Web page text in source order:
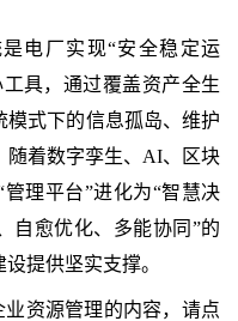
电厂实现“安全稳定运
具，通过覆盖资产全生
式下的信息孤岛、维护
随着数字孪生、AI、区块
理平台”进化为“智慧决
自愈优化、多能协同”的
提供坚实支撑。
资源管理的内容，请点